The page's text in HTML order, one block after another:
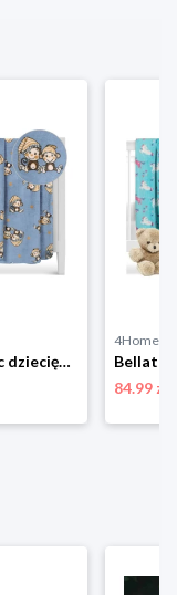
Bellatex Koc dziecięcy Ella Monkey niebieski, 100 x 150 cm
4Home
84.99 zł